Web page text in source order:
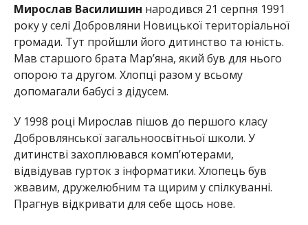
Мирослав Василишин народився 21 серпня 1991
року у селі Добровляни Новицької територіальної
громади. Тут пройшли його дитинство та юність.
Мав старшого брата Мар’яна, який був для нього
опорою та другом. Хлопці разом у всьому
допомагали бабусі з дідусем.
У 1998 році Мирослав пішов до першого класу
Добровлянської загальноосвітньої школи. У
дитинстві захоплювався комп’ютерами,
відвідував гурток з інформатики. Хлопець був
жвавим, дружелюбним та щирим у спілкуванні.
Прагнув відкривати для себе щось нове.